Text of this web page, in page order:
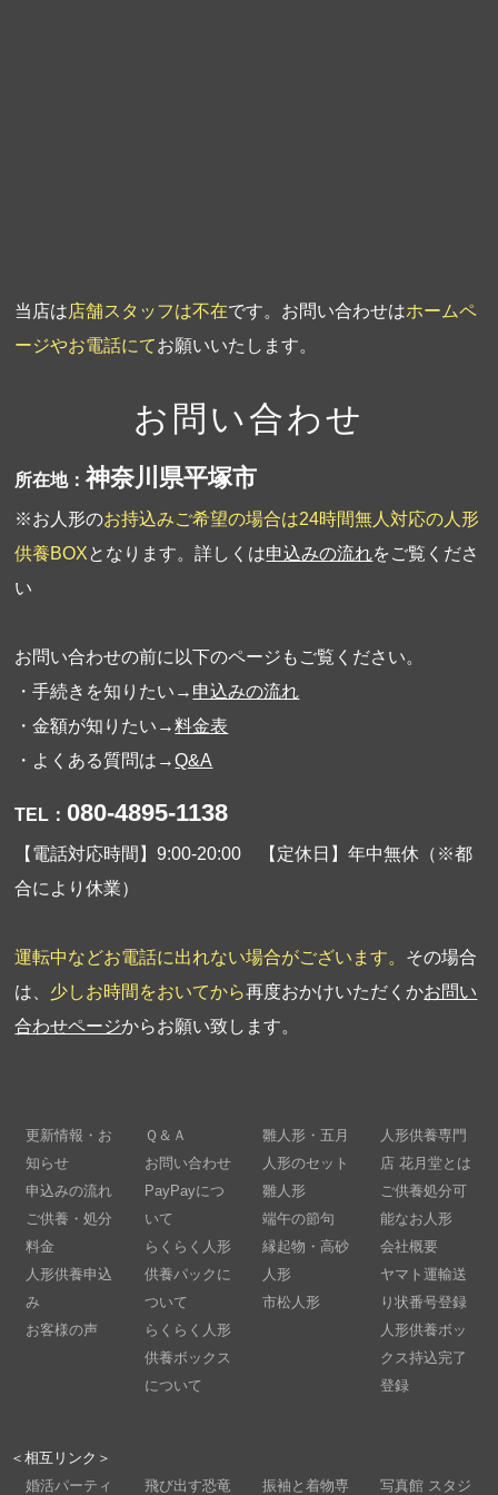
当店は店舗スタッフは不在です。お問い合わせはホームペ
ージやお電話にてお願いいたします。
お問い合わせ
所在地：神奈川県平塚市
※お人形のお持込みご希望の場合は24時間無人対応の人形
供養BOXとなります。詳しくは申込みの流れをご覧くださ
い
お問い合わせの前に以下のページもご覧ください。
・手続きを知りたい→ 申込みの流れ
・金額が知りたい→料金表
・よくある質問は→Q&A
TEL： 080-4895-1138
【電話対応時間】9:00-20:00 【定休日】年中無休（※都
合により休業）
運転中などお電話に出れない場合がございます。 その場合
は、 少しお時間をおいてから再度おかけいただくかお問い
合わせページからお願い致します。
更新情報・お
知らせ
申込みの流れ
ご供養・処分
料金
人形供養申込
み
お客様の声
Ｑ＆Ａ
お問い合わせ
PayPayにつ
いて
らくらく人形
供養パックに
ついて
らくらく人形
供養ボックス
について
雛人形・五月
人形のセット
雛人形
端午の節句
縁起物・高砂
人形
市松人形
人形供養専門
店 花月堂とは
ご供養処分可
能なお人形
会社概要
ヤマト運輸送
り状番号登録
人形供養ボッ
クス持込完了
登録
＜相互リンク＞
婚活パーティ
飛び出す恐竜 振袖と着物専 写真館 スタジ